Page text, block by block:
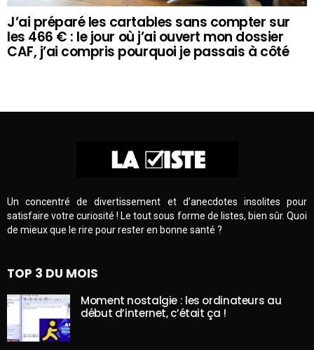
J’ai préparé les cartables sans compter sur
les 466 € : le jour où j’ai ouvert mon dossier
CAF, j’ai compris pourquoi je passais à côté
Un concentré de divertissement et d’anecdotes insolites pour
satisfaire votre curiosité ! Le tout sous forme de listes, bien sûr. Quoi
de mieux que le rire pour rester en bonne santé ?
TOP 3 DU MOIS
Moment nostalgie : les ordinateurs au
début d’internet, c’était ça !